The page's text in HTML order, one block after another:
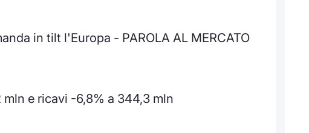
in tilt l'Europa - PAROLA AL MERCATO
mln e ricavi -6,8% a 344,3 mln